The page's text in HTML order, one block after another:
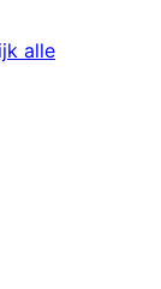
alle